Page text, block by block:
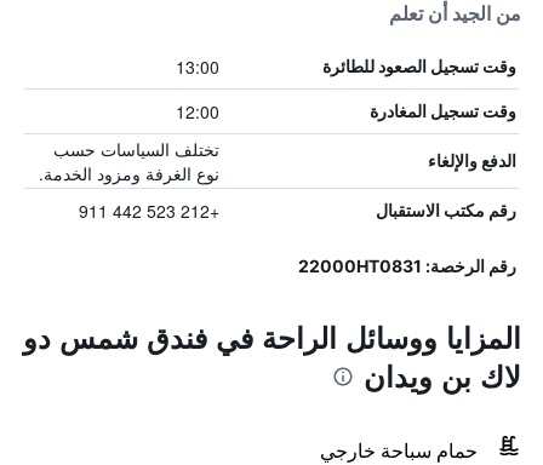
من الجيد أن تعلم
وقت تسجيل الصعود للطائرة 13:00
وقت تسجيل المغادرة 12:00
الدفع والإلغاء
تختلف السياسات حسب
نوع الغرفة ومزود الخدمة.
رقم مكتب الاستقبال +212 523 442 911
رقم الرخصة: 22000HT0831
المزايا ووسائل الراحة في فندق شمس دو
لاك بن ويدان
حمام سباحة خارجي